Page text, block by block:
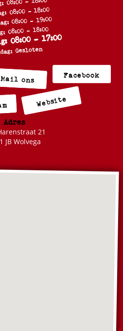
08:00 - 18:00
08:00 - 19:00
08:00 - 18:00
08:00 - 17:00
Gesloten
Mail ons Facebook
Website
Adres
21
JB Wolvega